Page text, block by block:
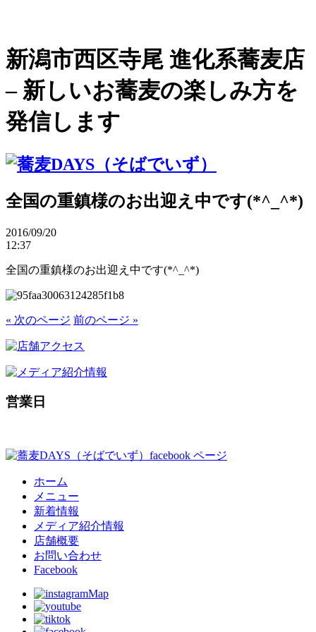
新潟市西区寺尾 進化系蕎麦店
– 新しいお蕎麦の楽しみ方を
発信します
全国の重鎮様のお出迎え中です(*^_^*)
2016/09/20
12:37
全国の重鎮様のお出迎え中です(*^_^*)
« 次のページ 前のページ »
営業日
ホーム
メニュー
新着情報
メディア紹介情報
店舗概要
お問い合わせ
Facebook